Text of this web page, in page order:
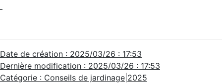
Date de création : 2025/03/26 : 17:53
Dernière modification : 2025/03/26 : 17:53
Catégorie : Conseils de jardinage|2025